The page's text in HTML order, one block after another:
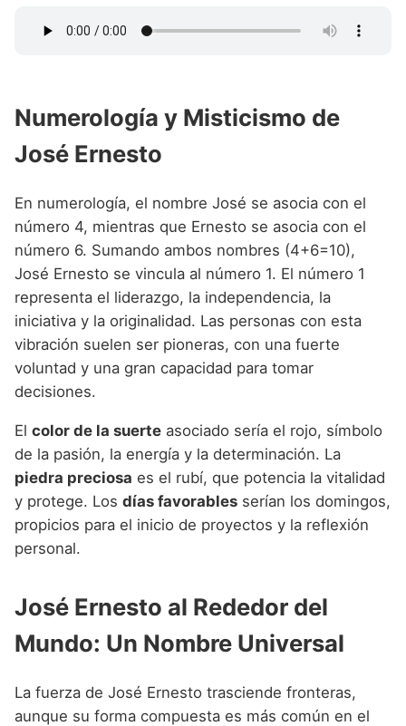
Numerología y Misticismo de
José Ernesto
En numerología, el nombre José se asocia con el
número 4, mientras que Ernesto se asocia con el
número 6. Sumando ambos nombres (4+6=10),
José Ernesto se vincula al número 1. El número 1
representa el liderazgo, la independencia, la
iniciativa y la originalidad. Las personas con esta
vibración suelen ser pioneras, con una fuerte
voluntad y una gran capacidad para tomar
decisiones.
El color de la suerte asociado sería el rojo, símbolo
de la pasión, la energía y la determinación. La
piedra preciosa es el rubí, que potencia la vitalidad
y protege. Los días favorables serían los domingos,
propicios para el inicio de proyectos y la reflexión
personal.
José Ernesto al Rededor del
Mundo: Un Nombre Universal
La fuerza de José Ernesto trasciende fronteras,
aunque su forma compuesta es más común en el